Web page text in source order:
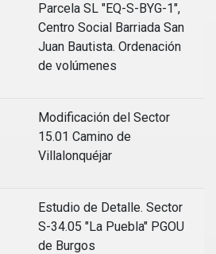
Parcela SL "EQ-S-BYG-1",
Centro Social Barriada San
Juan Bautista. Ordenación
de volúmenes
Modificación del Sector
15.01 Camino de
Villalonquéjar
Estudio de Detalle. Sector
S-34.05 "La Puebla" PGOU
de Burgos